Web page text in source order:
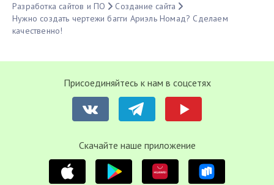
Разработка сайтов и ПО
Создание сайта
Нужно создать чертежи багги Ариэль Номад? Сделаем
качественно!
Присоединяйтесь к нам в соцсетях
Cкачайте наше приложение